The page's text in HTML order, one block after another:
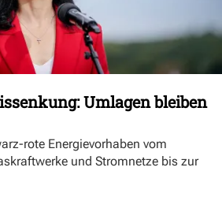
Umlagen bleiben
rote Energievorhaben vom
und Stromnetze bis zur